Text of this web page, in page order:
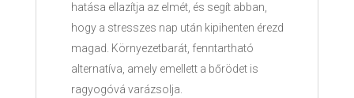
hatása ellazítja az elmét, és segít abban,
hogy a stresszes nap után kipihenten érezd
magad. Környezetbarát, fenntartható
alternatíva, amely emellett a bőrödet is
ragyogóvá varázsolja.